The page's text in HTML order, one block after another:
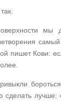
мы
пишет Кови:
сделать